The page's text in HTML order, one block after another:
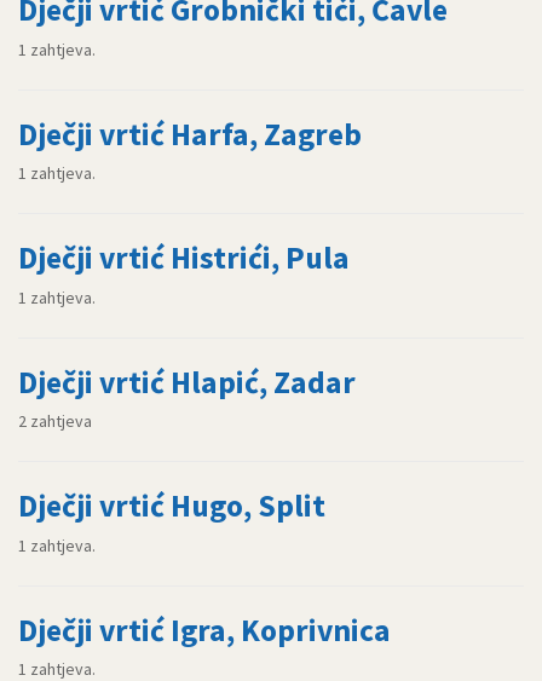
Dječji vrtić Grobnički tići, Čavle
1 zahtjeva.
Dječji vrtić Harfa, Zagreb
1 zahtjeva.
Dječji vrtić Histrići, Pula
1 zahtjeva.
Dječji vrtić Hlapić, Zadar
2 zahtjeva
Dječji vrtić Hugo, Split
1 zahtjeva.
Dječji vrtić Igra, Koprivnica
1 zahtjeva.